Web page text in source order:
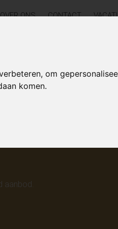
om
komen.
OVER ONS CONTACT
online.
aanbod.